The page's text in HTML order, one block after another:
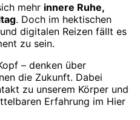
mehr innere Ruhe,
. Doch im hektischen
digitalen Reizen fällt es
zu sein.
– denken über
die Zukunft. Dabei
zu unserem Körper und
Erfahrung im Hier